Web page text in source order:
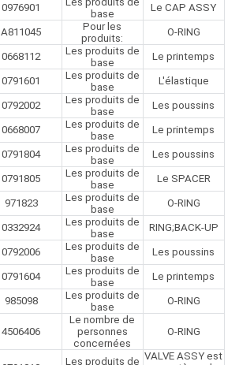
0976901
base
Le CAP ASSY
A811045
Pour les
produits:
O-RING
0668112
Les produits de
base
Le printemps
0791601
Les produits de
base
L'élastique
0792002
Les produits de
base
Les poussins
0668007
Les produits de
base
Le printemps
0791804
Les produits de
base
Les poussins
0791805
Les produits de
base
Le SPACER
971823
Les produits de
base
O-RING
0332924
Les produits de
base
RING;BACK-UP
0792006
Les produits de
base
Les poussins
0791604
Les produits de
base
Le printemps
985098
Les produits de
base
O-RING
4506406
Le nombre de
personnes
concernées
O-RING
Les produits de VALVE ASSY est